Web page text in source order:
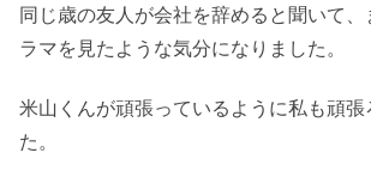
同じ歳の友人が会社を辞めると聞いて
ラマを見たような気分になりました。
米山くんが頑張っているように私も頑張
た。